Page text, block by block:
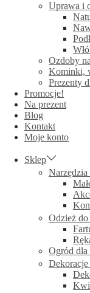
Uprawa i
Ozdoby
Kominki,
Prezenty
Promocje!
Na prezent
Blog
Kontakt
Moje konto
Sklep
Odzież
Ogród dla